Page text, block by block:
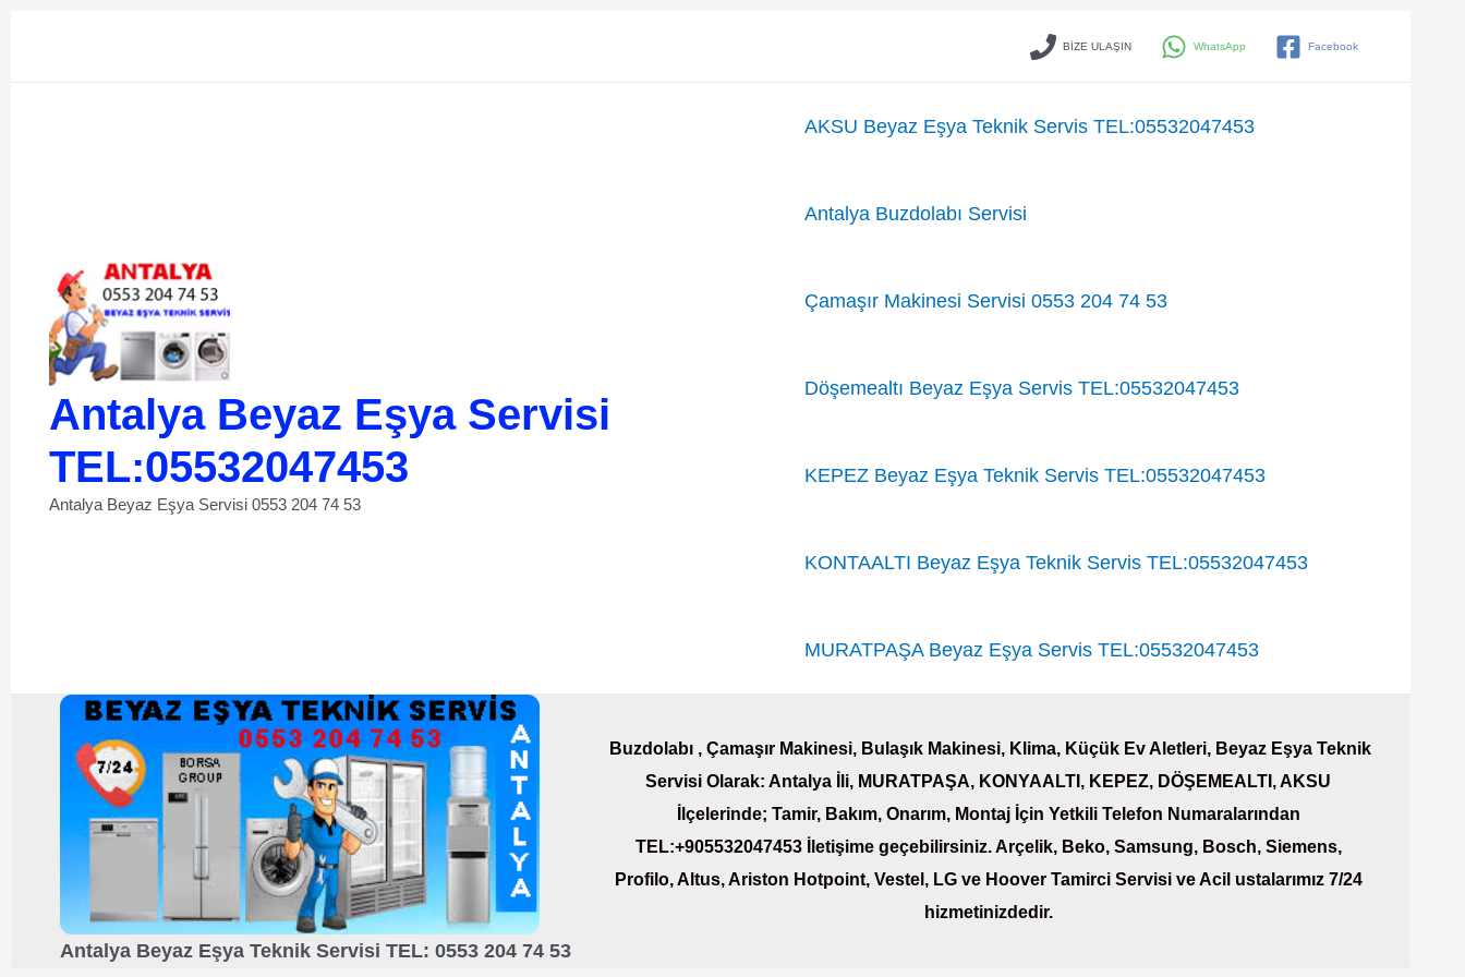
BİZE ULAŞIN WhatsApp Facebook
Antalya Beyaz Eşya Servisi
TEL:05532047453
Antalya Beyaz Eşya Servisi 0553 204 74 53
AKSU Beyaz Eşya Teknik Servis TEL:05532047453
Antalya Buzdolabı Servisi
Çamaşır Makinesi Servisi 0553 204 74 53
Döşemealtı Beyaz Eşya Servis TEL:05532047453
KEPEZ Beyaz Eşya Teknik Servis TEL:05532047453
KONTAALTI Beyaz Eşya Teknik Servis TEL:05532047453
MURATPAŞA Beyaz Eşya Servis TEL:05532047453
Antalya Beyaz Eşya Teknik Servisi TEL: 0553 204 74 53
Buzdolabı , Çamaşır Makinesi, Bulaşık Makinesi, Klima, Küçük Ev Aletleri, Beyaz Eşya Teknik
Servisi Olarak: Antalya İli, MURATPAŞA, KONYAALTI, KEPEZ, DÖŞEMEALTI, AKSU
İlçelerinde; Tamir, Bakım, Onarım, Montaj İçin Yetkili Telefon Numaralarından
TEL:+905532047453 İletişime geçebilirsiniz. Arçelik, Beko, Samsung, Bosch, Siemens,
Profilo, Altus,Ariston Hotpoint, Vestel, LG ve Hoover Tamirci Servisi ve Acil ustalarımız 7/24
hizmetinizdedir.